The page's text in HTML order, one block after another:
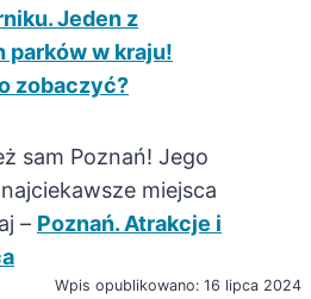
Jeden z
parków w kraju!
zobaczyć?
sam Poznań! Jego
miejsca
– Poznań. Atrakcje i
Wpis opublikowano: 16 lipca 2024